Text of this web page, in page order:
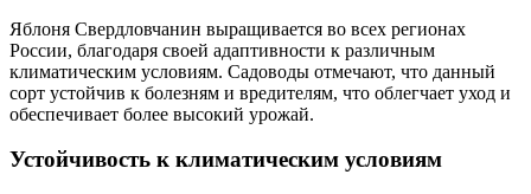
Яблоня Свердловчанин выращивается во всех регионах
России, благодаря своей адаптивности к различным
климатическим условиям. Садоводы отмечают, что данный
сорт устойчив к болезням и вредителям, что облегчает уход и
обеспечивает более высокий урожай.
Устойчивость к климатическим условиям